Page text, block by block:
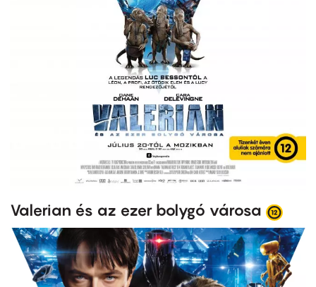
Valerian és az ezer bolygó városa